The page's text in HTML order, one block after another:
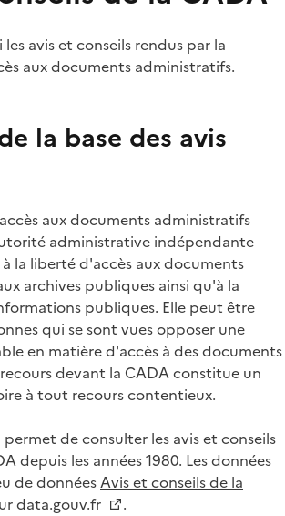
avis et conseils rendus par la
aux documents administratifs.
la base des avis
aux documents administratifs
administrative indépendante
la liberté d'accès aux documents
archives publiques ainsi qu'à la
publiques. Elle peut être
qui se sont vues opposer une
en matière d'accès à des documents
devant la CADA constitue un
à tout recours contentieux.
de consulter les avis et conseils
depuis les années 1980. Les données
de donnéesAvis et conseils de la
data.gouv.fr .